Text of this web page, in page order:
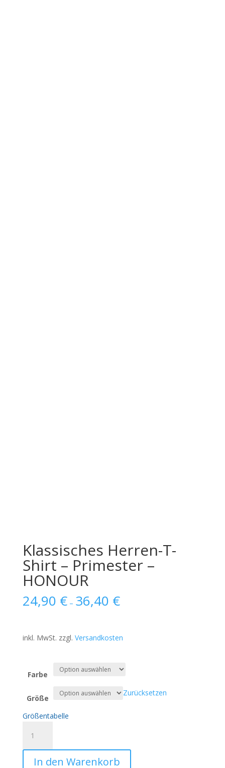
Klassisches Herren-T-
Shirt – Primester –
HONOUR
24,90 €– 36,40 €
inkl. MwSt. zzgl. Versandkosten
Farbe
Größe
Zurücksetzen
Größentabelle
Herren-
T-
ShirtIn den Warenkorb